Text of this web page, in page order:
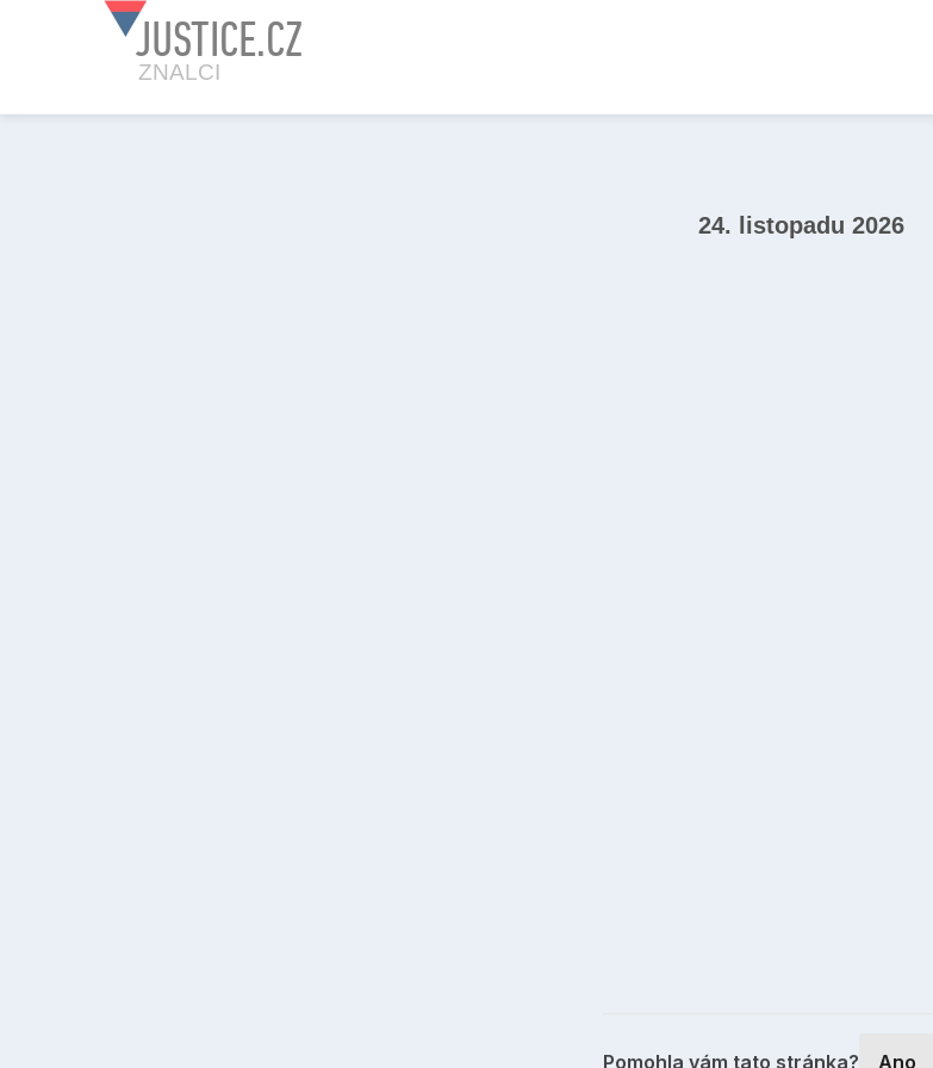
JUSTICE.CZ
ZNALCI
24. listopadu 2026
Pomohla vám tato stránka? Ano